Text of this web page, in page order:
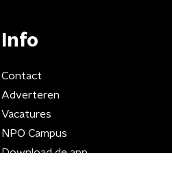
Info
Contact
Adverteren
Vacatures
NPO Campus
Download de app